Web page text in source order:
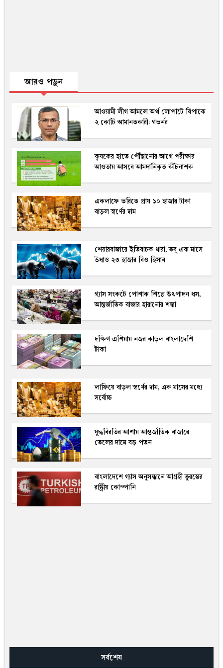
আরও পড়ুন
আওয়ামী লীগ আমলে অর্থ লোপাটে বিপাকে
২ কোটি আমানতকারী: গভর্নর
কৃষকের হাতে পৌঁছানোর আগে পরীক্ষার
আওতায় আসবে আমদানিকৃত কীটনাশক
একলাফে ভরিতে প্রায় ১০ হাজার টাকা
বাড়ল স্বর্ণের দাম
শেয়ারবাজারে ইতিবাচক ধারা, তবু এক মাসে
উধাও ২৩ হাজার বিও হিসাব
গ্যাস সংকটে পোশাক শিল্পে উৎপাদন ধস,
আন্তর্জাতিক বাজার হারানোর শঙ্কা
দক্ষিণ এশিয়ায় নজর কাড়ল বাংলাদেশি
টাকা
লাফিয়ে বাড়ল স্বর্ণের দাম, এক মাসের মধ্যে
সর্বোচ্চ
যুদ্ধবিরতির আশায় আন্তর্জাতিক বাজারে
তেলের দামে বড় পতন
বাংলাদেশে গ্যাস অনুসন্ধানে আগ্রহী তুরস্কের
রাষ্ট্রীয় কোম্পানি
সর্বশেষ